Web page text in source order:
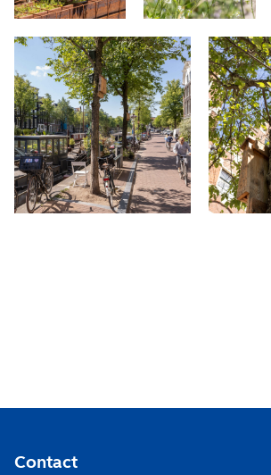
Contact